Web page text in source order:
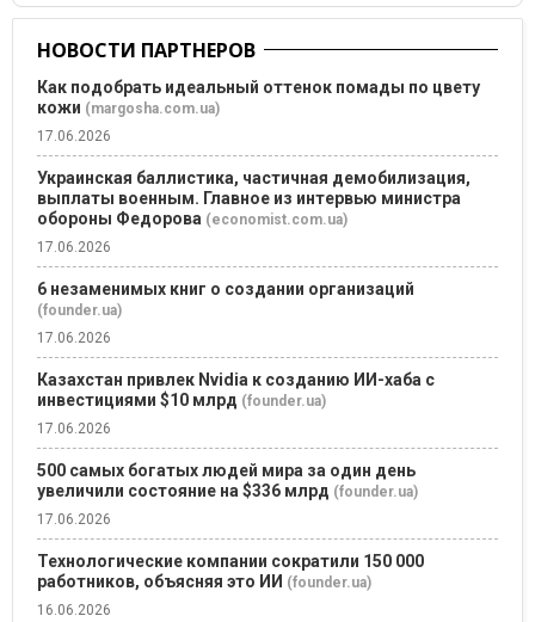
НОВОСТИ ПАРТНЕРОВ
Как подобрать идеальный оттенок помады по цвету
кожи (margosha.com.ua)
17.06.2026
Украинская баллистика, частичная демобилизация,
выплаты военным. Главное из интервью министра
обороны Федорова (economist.com.ua)
17.06.2026
6 незаменимых книг о создании организаций
(founder.ua)
17.06.2026
Казахстан привлек Nvidia к созданию ИИ-хаба с
инвестициями $10 млрд (founder.ua)
17.06.2026
500 самых богатых людей мира за один день
увеличили состояние на $336 млрд (founder.ua)
17.06.2026
Технологические компании сократили 150 000
работников, объясняя это ИИ (founder.ua)
16.06.2026